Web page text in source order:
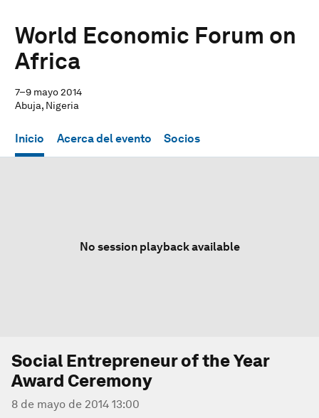
World Economic Forum on
Africa
7–9 mayo 2014
Abuja, Nigeria
Inicio Acerca del evento Socios
No session playback available
Social Entrepreneur of the Year
Award Ceremony
8 de mayo de 2014 13:00